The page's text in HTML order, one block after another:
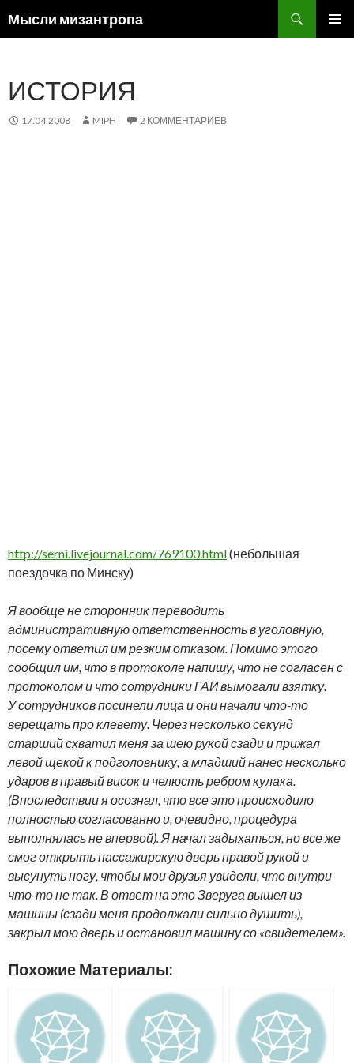
Мысли мизантропа
ИСТОРИЯ
17.04.2008 MIPH 2 КОММЕНТАРИЕВ
http://serni.livejournal.com/769100.html(небольшая
поездочка по Минску)
Я вообще не сторонник переводить
административную ответственность в уголовную,
посему ответил им резким отказом. Помимо этого
сообщил им, что в протоколе напишу, что не согласен с
протоколом и что сотрудники ГАИ вымогали взятку.
У сотрудников посинели лица и они начали что-то
верещать про клевету. Через несколько секунд
старший схватил меня за шею рукой сзади и прижал
левой щекой к подголовнику, а младший нанес несколько
ударов в правый висок и челюсть ребром кулака.
(Впоследствии я осознал, что все это происходило
полностью согласованно и, очевидно, процедура
выполнялась не впервой). Я начал задыхаться, но все же
смог открыть пассажирскую дверь правой рукой и
высунуть ногу, чтобы мои друзья увидели, что внутри
что-то не так. В ответ на это Зверуга вышел из
машины (сзади меня продолжали сильно душить),
закрыл мою дверь и остановил машину со «свидетелем».
Похожие Материалы: